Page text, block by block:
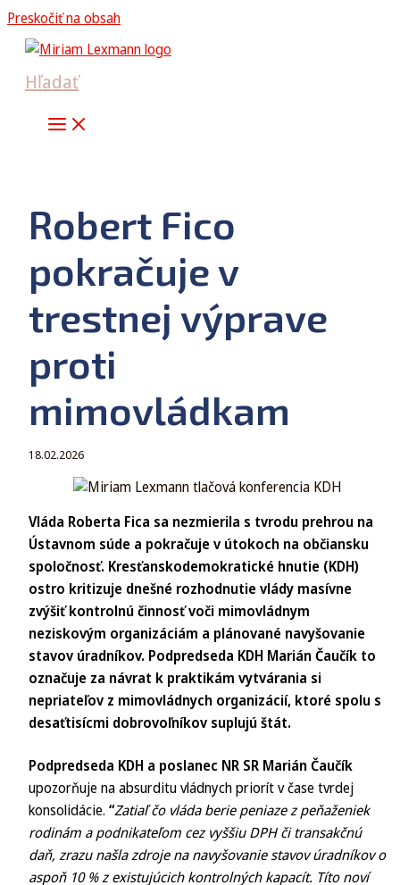
Preskočiť na obsah
Hľadať
Robert Fico
pokračuje v
trestnej výprave
proti
mimovládkam
18.02.2026
Vláda Roberta Fica sa nezmierila s tvrodu prehrou na
Ústavnom súde a pokračuje v útokoch na občiansku
spoločnosť. Kresťanskodemokratické hnutie (KDH)
ostro kritizuje dnešné rozhodnutie vlády masívne
zvýšiť kontrolnú činnosť voči mimovládnym
neziskovým organizáciám a plánované navyšovanie
stavov úradníkov. Podpredseda KDH Marián Čaučík to
označuje za návrat k praktikám vytvárania si
nepriateľov z mimovládnych organizácií, ktoré spolu s
desaťtisícmi dobrovoľníkov suplujú štát.
Podpredseda KDH a poslanec NR SR Marián Čaučík
upozorňuje na absurditu vládnych priorít v čase tvrdej
konsolidácie. “Zatiaľ čo vláda berie peniaze z peňaženiek
rodinám a podnikateľom cez vyššiu DPH či transakčnú
daň, zrazu našla zdroje na navyšovanie stavov úradníkov o
aspoň 10 % z existujúcich kontrolných kapacít. Títo noví